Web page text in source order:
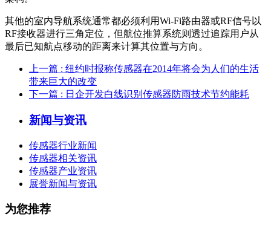
其他的室内导航系统通常都必须利用Wi-Fi路由器或RF信号以
RF接收器进行三角定位，但航位推算系统则透过追踪用户从
最后已知航点移动的距离来计算其位置与方向。
上一篇 : 纽约时报称传感器在2014年将会为人们的生活
带来巨大的改变
下一篇 : 日企开发白线识别传感器防雨技术节约能耗
新闻与资讯
传感器行业新闻
传感器相关资讯
传感器产业资讯
展誉新闻与资讯
为您推荐